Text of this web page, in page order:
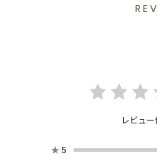
レビュ
★ 5